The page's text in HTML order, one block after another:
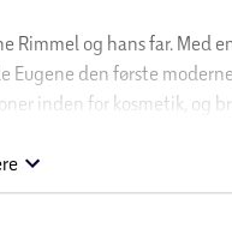
Rimmel og hans far. Med
den første
inden for kosmetik, og